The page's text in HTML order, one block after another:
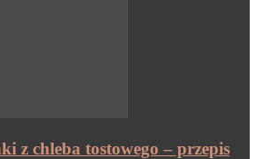
z chleba tostowego – przepis